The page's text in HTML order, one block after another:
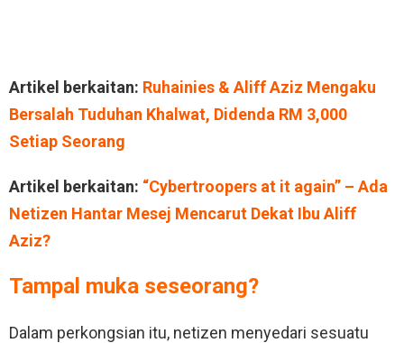
Artikel berkaitan: Ruhainies & Aliff Aziz Mengaku
Bersalah Tuduhan Khalwat, Didenda RM 3,000
Setiap Seorang
Artikel berkaitan: “Cybertroopers at it again” – Ada
Netizen Hantar Mesej Mencarut Dekat Ibu Aliff
Aziz?
Tampal muka seseorang?
Dalam perkongsian itu, netizen menyedari sesuatu